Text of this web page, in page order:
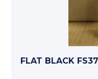
FLAT BLACK